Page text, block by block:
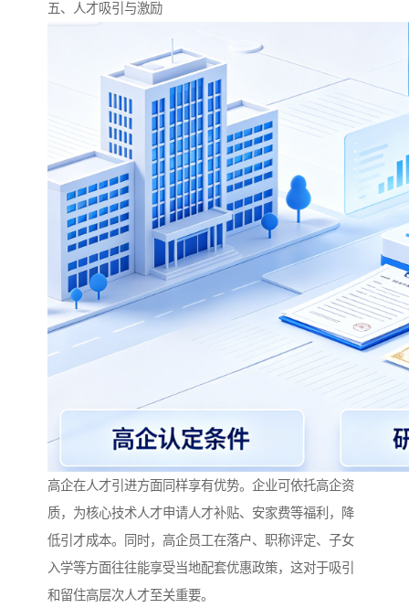
五、人才吸引与激励
高企在人才引进方面同样享有优势。企业可依托高企资
质，为核心技术人才申请人才补贴、安家费等福利，降
低引才成本。同时，高企员工在落户、职称评定、子女
入学等方面往往能享受当地配套优惠政策，这对于吸引
和留住高层次人才至关重要。